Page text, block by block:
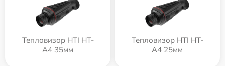
Тепловизор HTI HT-
A4 35мм
Тепловизор HTI HT-
A4 25мм